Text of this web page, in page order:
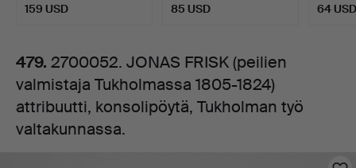
1824)
attribuutti,
konsolipöytä,
Tukholman
159 USD 85 USD 64 USD
479. 2700052. JONAS FRISK (peilien
valmistaja Tukholmassa 1805-1824)
attribuutti, konsolipöytä, Tukholman työ
valtakunnassa.